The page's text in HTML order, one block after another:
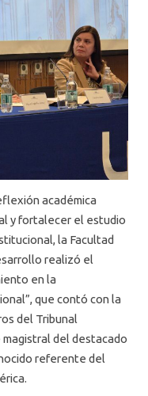
académica
y fortalecer el estudio
la Facultad
realizó el
en la
que contó con la
del Tribunal
del destacado
referente del